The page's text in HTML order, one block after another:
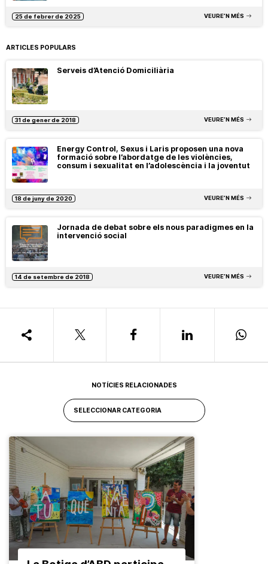
25 de febrer de 2025 VEURE’N MÉS
ARTICLES POPULARS
Serveis d’Atenció Domiciliària
31 de gener de 2018 VEURE’N MÉS
Energy Control, Sexus i Laris proposen una nova
formació sobre l’abordatge de les violències,
consum i sexualitat en l’adolescència i la joventut
18 de juny de 2020 VEURE’N MÉS
Jornada de debat sobre els nous paradigmes en la
intervenció social
14 de setembre de 2018 VEURE’N MÉS
NOTÍCIES RELACIONADES